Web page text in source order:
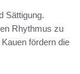
Sättigung.
Rhythmus zu
fördern die